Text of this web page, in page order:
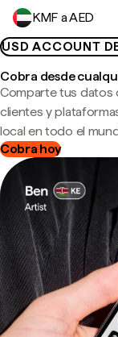
KMF a AED
USD ACCOUNT
Cobra desde
Comparte tus datos
clientes y
local en todo el
Cobra hoy